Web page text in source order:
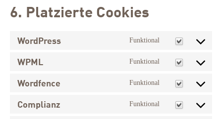
6. Platzierte Cookies
WordPress Funktional
Consent
wordpress
WPML Funktional
Consent
wpml
Wordfence Funktional
Consent
Complianz Funktional
Consent